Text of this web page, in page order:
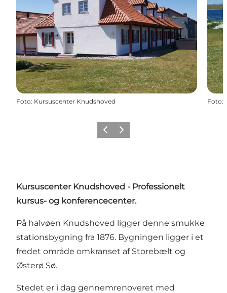
Foto: Kursuscenter Knudshoved Foto:
ForrigeNæste
Kursuscenter Knudshoved - Professionelt
kursus- og konferencecenter.
På halvøen Knudshoved ligger denne smukke
stationsbygning fra 1876. Bygningen ligger i et
fredet område omkranset af Storebælt og
Østerø Sø.
Stedet er i dag gennemrenoveret med